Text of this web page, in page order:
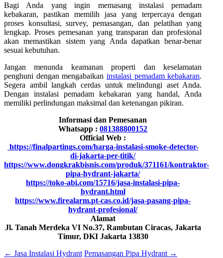
Bagi Anda yang ingin memasang instalasi pemadam
kebakaran, pastikan memilih jasa yang terpercaya dengan
proses konsultasi, survey, pemasangan, dan pelatihan yang
lengkap. Proses pemesanan yang transparan dan profesional
akan memastikan sistem yang Anda dapatkan benar-benar
sesuai kebutuhan.
Jangan menunda keamanan properti dan keselamatan
penghuni dengan mengabaikaninstalasi pemadam kebakaran.
Segera ambil langkah cerdas untuk melindungi aset Anda.
Dengan instalasi pemadam kebakaran yang handal, Anda
memiliki perlindungan maksimal dan ketenangan pikiran.
Informasi dan Pemesanan
Whatsapp :081388800152
Official Web :
https://finalpartings.com/harga-instalasi-smoke-detector-
di-jakarta-per-titik/
https://www.dongkrakbisnis.com/produk/371161/kontraktor-
pipa-hydrant-jakarta/
https://toko-abi.com/15716/jasa-instalasi-pipa-
hydrant.html
https://www.firealarm.pt-cas.co.id/jasa-pasang-pipa-
hydrant-profesional/
Alamat
Jl. Tanah Merdeka VI No.37, Rambutan Ciracas, Jakarta
Timur, DKI Jakarta 13830
← Jasa Instalasi Hydrant Pemasangan Pipa Hydrant →